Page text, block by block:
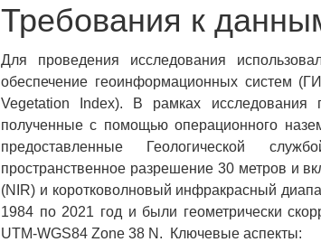
Требования к
Для проведения исследования
обеспечение геоинформационных систем
Vegetation Index). В рамках исследования
полученные с помощью операционного
предоставленные Геологической
пространственное разрешение 30 метров и
(NIR) и коротковолновый инфракрасный
1984 по 2021 год и были геометрически
UTM-WGS84 Zone 38 N. Ключевые аспекты: